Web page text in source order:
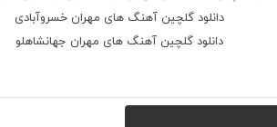
دانلود گلچین آهنگ های مهران خسروآبادی
دانلود گلچین آهنگ های مهران جهانشاهلو